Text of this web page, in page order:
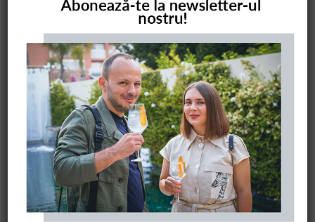
COMANDĂ CARTEA NOASTRĂ